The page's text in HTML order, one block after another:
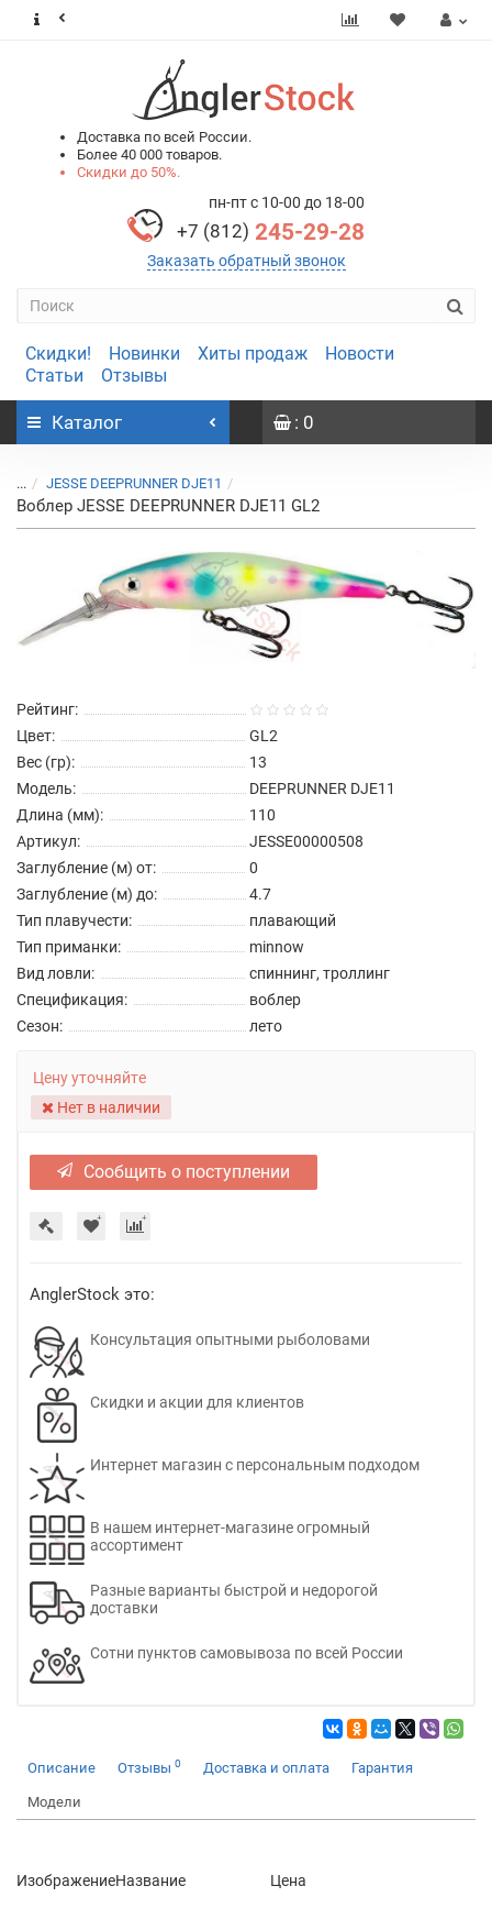
Доставка по всей России.
Более 40 000 товаров.
Скидки до 50%.
пн-пт с 10-00 до 18-00
+7 (812) 245-29-28
Заказать обратный звонок
Скидки! Новинки Хиты продаж
Новости
Статьи
Отзывы
Каталог : 0
... JESSE DEEPRUNNER DJE11
Воблер JESSE DEEPRUNNER DJE11 GL2
Рейтинг:
Цвет:
GL2
Вес (гр):
13
Модель:
DEEPRUNNER DJE11
Длина (мм):
110
Артикул:
JESSE00000508
Заглубление (м) от:
0
Заглубление (м) до:
4.7
Тип плавучести:
плавающий
Тип приманки:
minnow
Вид ловли:
спиннинг, троллинг
Спецификация:
воблер
Сезон:
лето
Цену уточняйте
Нет в наличии
Сообщить о поступлении
AnglerStock это:
Консультация опытными рыболовами
Скидки и акции для клиентов
Интернет магазин с персональным подходом
В нашем интернет-магазине огромный
ассортимент
Разные варианты быстрой и недорогой
доставки
Сотни пунктов самовывоза по всей России
Описание Отзывы 0 Доставка и оплата Гарантия
Модели
ИзображениеНазвание Цена